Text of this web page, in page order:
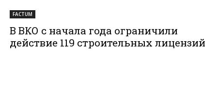
FACTUM
В ВКО с начала года ограничили
действие 119 строительных лицензий